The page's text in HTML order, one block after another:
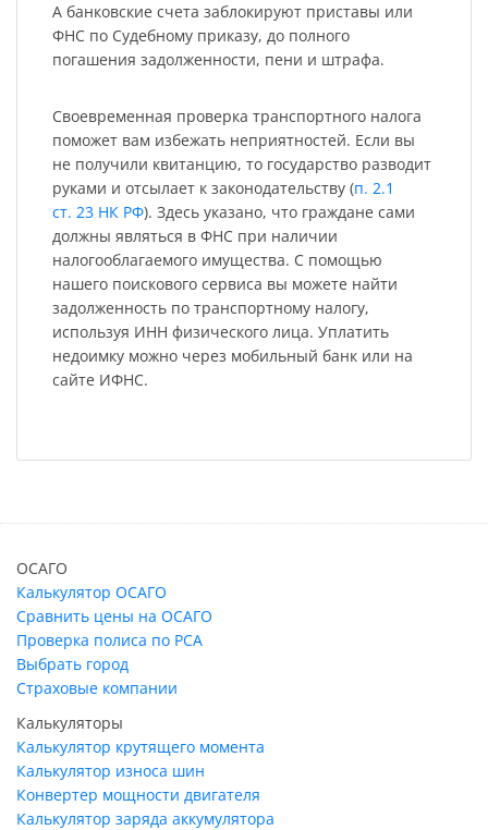
А банковские счета заблокируют приставы или
ФНС по Судебному приказу, до полного
погашения задолженности, пени и штрафа.
Своевременная проверка транспортного налога
поможет вам избежать неприятностей. Если вы
не получили квитанцию, то государство разводит
руками и отсылает к законодательству (п. 2.1
ст. 23 НК РФ). Здесь указано, что граждане сами
должны являться в ФНС при наличии
налогооблагаемого имущества. С помощью
нашего поискового сервиса вы можете найти
задолженность по транспортному налогу,
используя ИНН физического лица. Уплатить
недоимку можно через мобильный банк или на
сайте ИФНС.
ОСАГО
Калькулятор ОСАГО
Сравнить цены на ОСАГО
Проверка полиса по РСА
Выбрать город
Страховые компании
Калькуляторы
Калькулятор крутящего момента
Калькулятор износа шин
Конвертер мощности двигателя
Калькулятор заряда аккумулятора